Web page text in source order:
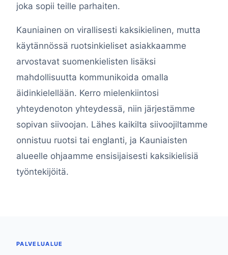
joka sopii teille parhaiten.
Kauniainen on virallisesti kaksikielinen, mutta
käytännössä ruotsinkieliset asiakkaamme
arvostavat suomenkielisten lisäksi
mahdollisuutta kommunikoida omalla
äidinkielellään. Kerro mielenkiintosi
yhteydenoton yhteydessä, niin järjestämme
sopivan siivoojan. Lähes kaikilta siivoojiltamme
onnistuu ruotsi tai englanti, ja Kauniaisten
alueelle ohjaamme ensisijaisesti kaksikielisiä
työntekijöitä.
PALVELUALUE